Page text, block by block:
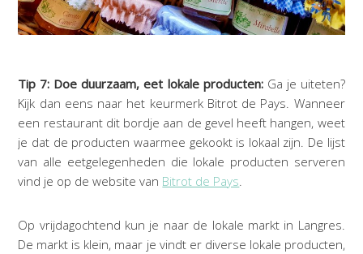
Tip 7: Doe duurzaam, eet lokale producten: Ga je uiteten?
Kijk dan eens naar het keurmerk Bitrot de Pays. Wanneer
een restaurant dit bordje aan de gevel heeft hangen, weet
je dat de producten waarmee gekookt is lokaal zijn. De lijst
van alle eetgelegenheden die lokale producten serveren
vind je op de website van Bitrot de Pays
Op vrijdagochtend kun je naar de lokale markt in Langres.
De markt is klein, maar je vindt er diverse lokale producten,